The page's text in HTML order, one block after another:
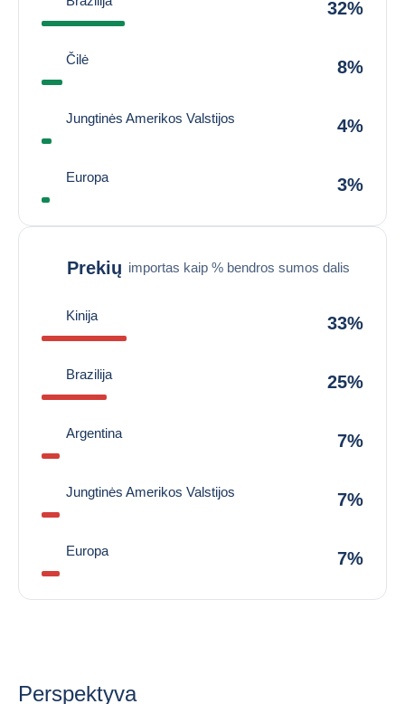
32%
Čilė 8%
Jungtinės Amerikos Valstijos 4%
Europa 3%
Prekių importas kaip % bendros sumos dalis
Kinija 33%
Brazilija 25%
Argentina 7%
Jungtinės Amerikos Valstijos 7%
Europa 7%
Perspektyva